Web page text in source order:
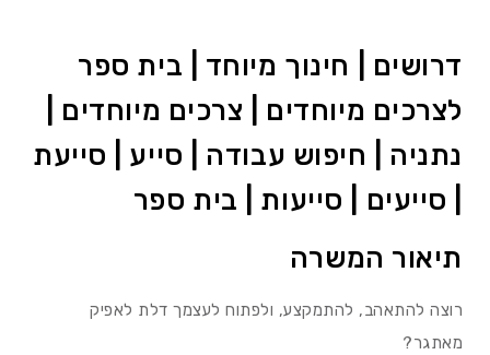
דרושים | חינוך מיוחד | בית ספר
לצרכים מיוחדים | צרכים מיוחדים |
נתניה | חיפוש עבודה | סייע | סייעת
| סייעים | סייעות | בית ספר
תיאור המשרה
רוצה להתאהב, להתמקצע, ולפתוח לעצמך דלת לאפיק
מאתגר?